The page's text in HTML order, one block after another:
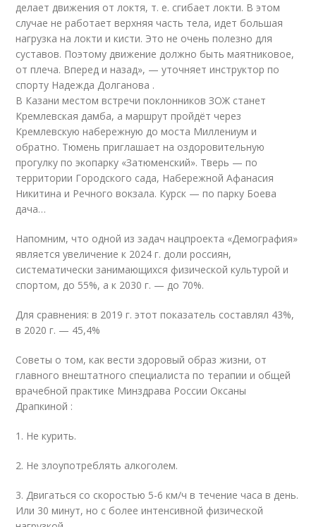
делает движения от локтя, т. е. сгибает локти. В этом
случае не работает верхняя часть тела, идет большая
нагрузка на локти и кисти. Это не очень полезно для
суставов. Поэтому движение должно быть маятниковое,
от плеча. Вперед и назад», — уточняет инструктор по
спорту Надежда Долганова .
В Казани местом встречи поклонников ЗОЖ станет
Кремлевская дамба, а маршрут пройдёт через
Кремлевскую набережную до моста Миллениум и
обратно. Тюмень приглашает на оздоровительную
прогулку по экопарку «Затюменский». Тверь — по
территории Городского сада, Набережной Афанасия
Никитина и Речного вокзала. Курск — по парку Боева
дача…
Напомним, что одной из задач нацпроекта «Демография»
является увеличение к 2024 г. доли россиян,
систематически занимающихся физической культурой и
спортом, до 55%, а к 2030 г. — до 70%.
Для сравнения: в 2019 г. этот показатель составлял 43%,
в 2020 г. — 45,4%
Советы о том, как вести здоровый образ жизни, от
главного внештатного специалиста по терапии и общей
врачебной практике Минздрава России Оксаны
Драпкиной :
1. Не курить.
2. Не злоупотреблять алкоголем.
3. Двигаться со скоростью 5-6 км/ч в течение часа в день.
Или 30 минут, но с более интенсивной физической